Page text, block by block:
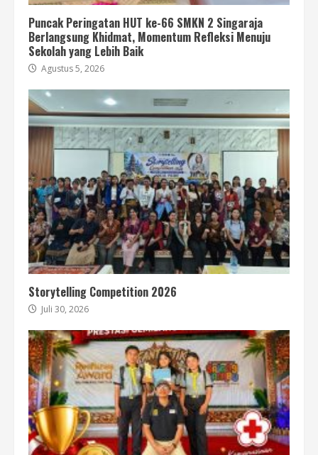
Puncak Peringatan HUT ke-66 SMKN 2 Singaraja
Berlangsung Khidmat, Momentum Refleksi Menuju
Sekolah yang Lebih Baik
Agustus 5, 2026
Storytelling Competition 2026
Juli 30, 2026